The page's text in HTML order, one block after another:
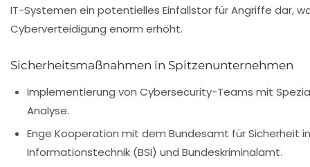
IT-Systemen ein potentielles Einfallstor für Angriffe dar,
Cyberverteidigung enorm erhöht.
Sicherheitsmaßnahmen in Spitzenunternehmen
Implementierung von Cybersecurity-Teams mit
Analyse.
Enge Kooperation mit dem Bundesamt für Sicherheit
Informationstechnik (BSI) und Bundeskriminalamt.